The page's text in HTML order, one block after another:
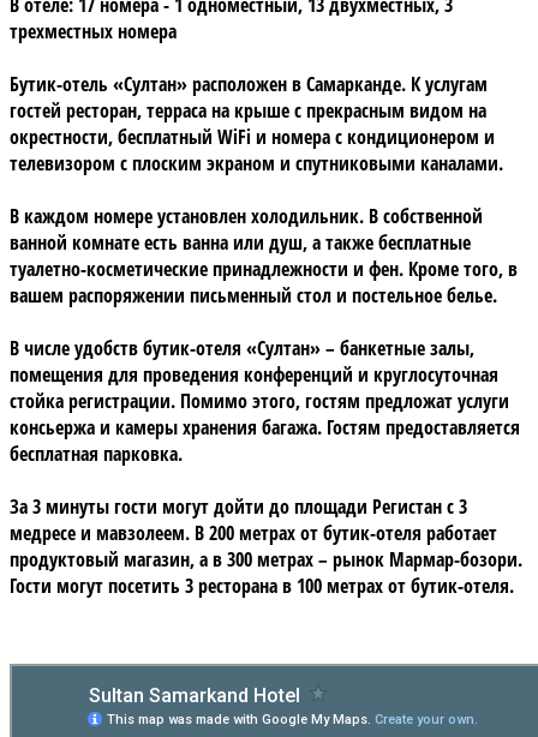
трехместных номера
Бутик-отель «Султан»расположен в Самарканде. К услугам
гостей ресторан, терраса на крыше с прекрасным видом на
окрестности, бесплатный WiFi и номера с кондиционером и
телевизором с плоским экраном и спутниковыми каналами.
В каждом номере установлен холодильник. В собственной
ванной комнате есть ванна или душ, а также бесплатные
туалетно-косметические принадлежности и фен. Кроме того, в
вашем распоряжении письменный стол и постельное белье.
В числе удобств бутик-отеля «Султан» – банкетные залы,
помещения для проведения конференций и круглосуточная
стойка регистрации. Помимо этого, гостям предложат услуги
консьержа и камеры хранения багажа. Гостям предоставляется
бесплатная парковка.
За 3 минуты гости могут дойти до площади Регистан с 3
медресе и мавзолеем. В 200 метрах от бутик-отеля работает
продуктовый магазин, а в 300 метрах – рынок Мармар-бозори.
Гости могут посетить 3 ресторана в 100 метрах от бутик-отеля.